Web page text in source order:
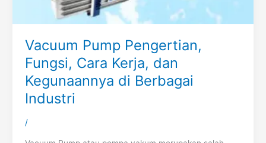
Vacuum Pump Pengertian,
Fungsi, Cara Kerja, dan
Kegunaannya di Berbagai
Industri
/